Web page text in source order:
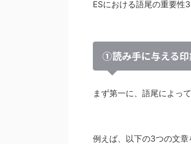
ESにおける語尾の重要性
①読み手に与える印
まず第一に、語尾によっ
例えば、以下の3つの文章